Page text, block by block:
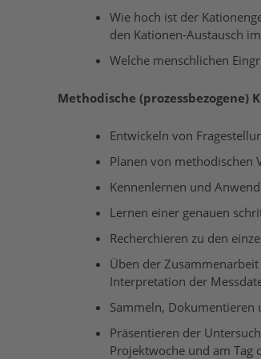
Wie hoch ist der
den Kationen-Austausch
Welche menschlichen
Methodische (prozessbezogene)
Entwickeln von
Planen von methodischen
Kennenlernen und
Lernen einer genauen
Recherchieren zu den
Üben der
Interpretation der
Sammeln, Dokumentieren
Präsentieren der
Projektwoche und am Tag